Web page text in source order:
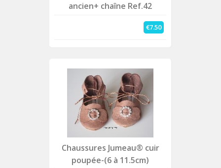
ancien+ chaîne Ref.42
€7.50
Chaussures Jumeau® cuir
poupée-(6 à 11.5cm)